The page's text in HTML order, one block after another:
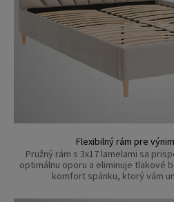
Flexibilný rám pre
Pružný rám s 3x17 lamelami sa
optimálnu oporu a eliminuje tlakové
komfort spánku, ktorý vám